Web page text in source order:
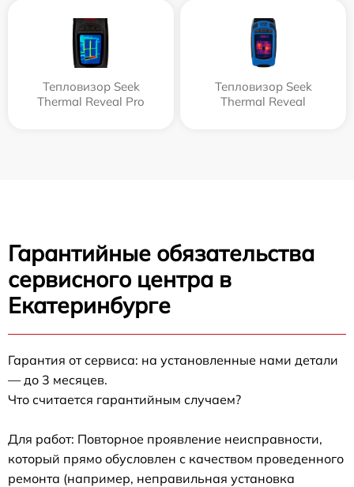
Тепловизор Seek
Thermal Reveal Pro
Тепловизор Seek
Thermal Reveal
Гарантийные обязательства
сервисного центра в
Екатеринбурге
Гарантия от сервиса: на установленные нами детали
— до 3 месяцев.
Что считается гарантийным случаем?
Для работ: Повторное проявление неисправности,
который прямо обусловлен с качеством проведенного
ремонта (например, неправильная установка